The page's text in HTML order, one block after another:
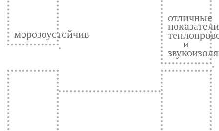
морозоустойчив
отличные
показатели
и